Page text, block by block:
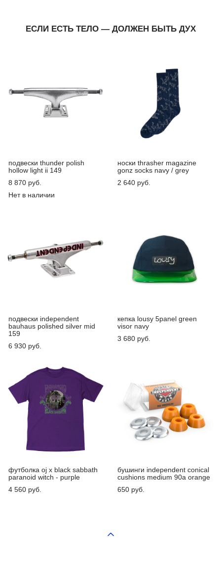
ЕСЛИ ЕСТЬ ТЕЛО — ДОЛЖЕН БЫТЬ ДУХ
подвески thunder polish
hollow light ii 149
8 870 pуб.
Нет в наличии
носки thrasher magazine
gonz socks navy / grey
2 640 pуб.
подвески independent
bauhaus polished silver mid
159
6 930 pуб.
кепка lousy 5panel green
visor navy
3 680 pуб.
футболка oj x black sabbath
paranoid witch - purple
4 560 pуб.
бушинги independent conical
cushions medium 90a orange
650 pуб.